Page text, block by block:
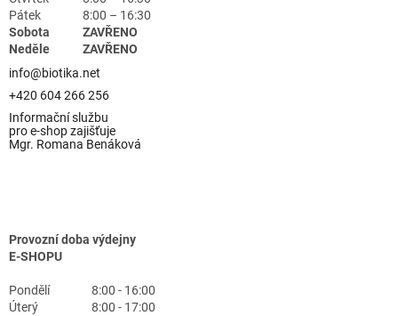
Pátek
8:00 – 16:30
Sobota
ZAVŘENO
Neděle
ZAVŘENO
info@biotika.net
+420 604 266 256
Informační službu
pro e-shop zajišťuje
Mgr. Romana Benáková
Provozní doba výdejny
E-SHOPU
Pondělí
8:00 - 16:00
Úterý
8:00 - 17:00